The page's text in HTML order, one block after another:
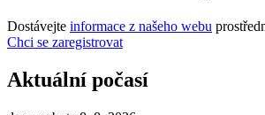
Dostávejte informace z našeho webu
Chci se zaregistrovat
Aktuální počasí